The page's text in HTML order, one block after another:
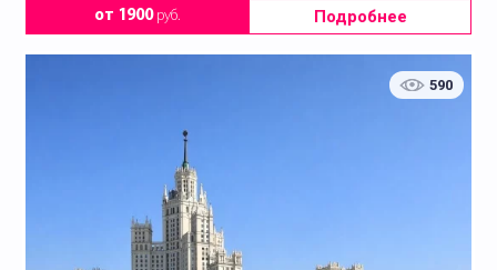
от 1900руб. Подробнее
590